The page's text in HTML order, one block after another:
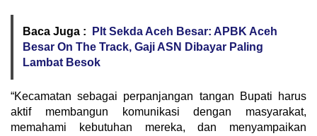
Baca Juga :
Plt Sekda Aceh Besar: APBK Aceh
Besar On The Track, Gaji ASN Dibayar Paling
Lambat Besok
“Kecamatan sebagai perpanjangan tangan Bupati harus
aktif membangun komunikasi dengan masyarakat,
memahami kebutuhan mereka, dan menyampaikan